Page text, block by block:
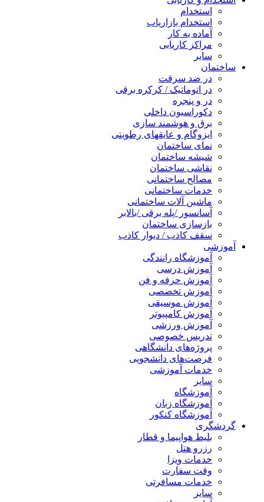
استخدام
استخدام بازاریاب
آماده به کار
مراکز کاریابی
سایر
ساختمان
در ضد سرقت
در اتوماتیک / کرکره برقی
در و پنجره
دکوراسیون داخلی
برق و هوشمند سازی
ایزوگام و عایقهای رطوبتی
نمای ساختمان
شیشه ساختمان
نقاشی ساختمان
مصالح ساختمانی
خدمات ساختمانی
ماشین آلات ساختمانی
آسانسور /پله برقی /بالابر
بازسازی ساختمان
سقف کاذب / دیوار کاذب
آموزشی
آموزشگاه رانندگی
آموزش درسی
آموزش حرفه و فن
آموزش تخصصی
آموزش موسیقی
آموزش کامپیوتر
آموزش ورزشی
تدریس خصوصی
پروژه‌های دانشگاهی
فرصت‌های دانشجویی
خدمات آموزشی
سایر
آموزشگاه
آموزشگاه زبان
آموزشگاه کنکور
گردشگری
بلیط هواپیما و قطار
رزرو هتل
خدمات ویزا
وقت سفارت
خدمات مسافرتی
سایر